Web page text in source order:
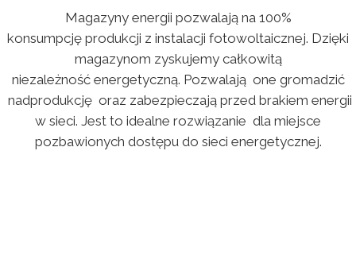
Magazyny energii pozwalają na 100%
konsumpcję produkcji z instalacji fotowoltaicznej. Dzięki
magazynom zyskujemy całkowitą
niezależność energetyczną. Pozwalają one gromadzić
nadprodukcję oraz zabezpieczają przed brakiem energii
w sieci. Jest to idealne rozwiązanie dla miejsce
pozbawionych dostępu do sieci energetycznej.